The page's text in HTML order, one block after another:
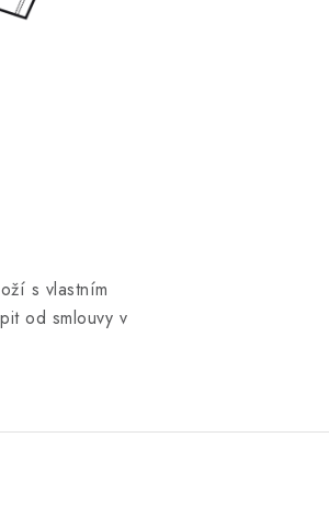
s vlastním
od smlouvy v